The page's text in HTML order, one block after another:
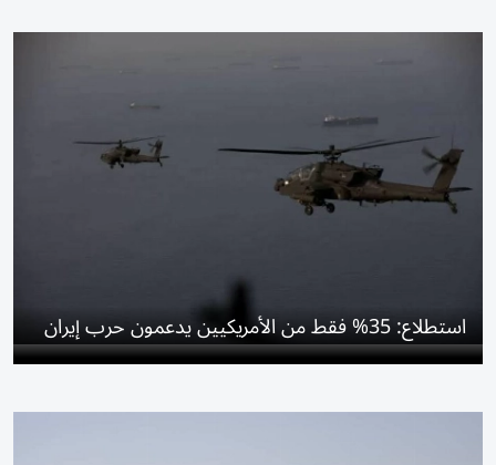
استطلاع: 35% فقط من الأمريكيين يدعمون حرب إيران